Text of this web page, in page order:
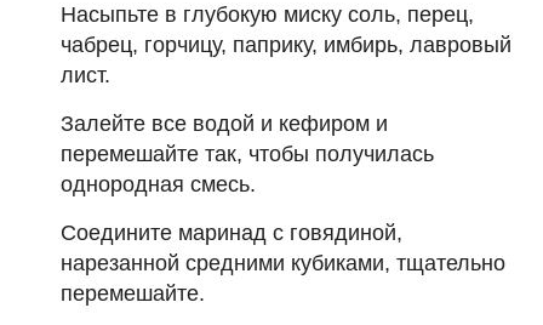
Насыпьте в глубокую миску соль, перец,
чабрец, горчицу, паприку, имбирь, лавровый
лист.
Залейте все водой и кефиром и
перемешайте так, чтобы получилась
однородная смесь.
Соедините маринад с говядиной,
нарезанной средними кубиками, тщательно
перемешайте.